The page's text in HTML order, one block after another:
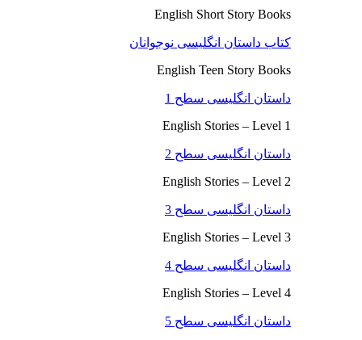
English Short Story Books
کتاب داستان انگلیسی نوجوانان
English Teen Story Books
داستان انگلیسی سطح 1
English Stories – Level 1
داستان انگلیسی سطح 2
English Stories – Level 2
داستان انگلیسی سطح 3
English Stories – Level 3
داستان انگلیسی سطح 4
English Stories – Level 4
داستان انگلیسی سطح 5